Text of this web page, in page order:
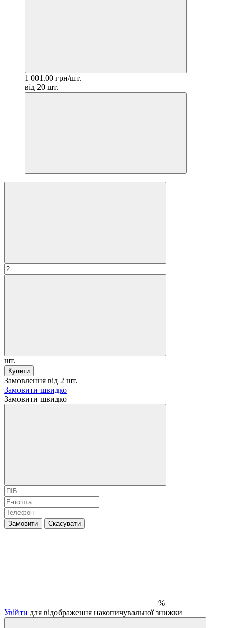
1 001.00 грн/шт.
від 20 шт.
шт.
Купити
Замовлення від 2 шт.
Замовити швидко
Замовити швидко
Замовити Скасувати
%
Увійти для відображення накопичувальної знижки